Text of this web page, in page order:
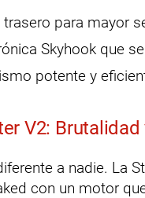
para mayor
Skyhook que
potente y
V2:
a nadie. La
con un motor